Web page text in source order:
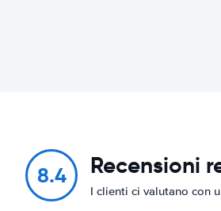
8.4 Recensioni
I clienti ci valutano con